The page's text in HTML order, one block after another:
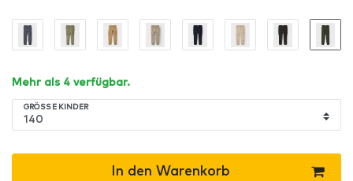
Mehr als 4 verfügbar.
GRÖSSE KINDER
In den Warenkorb